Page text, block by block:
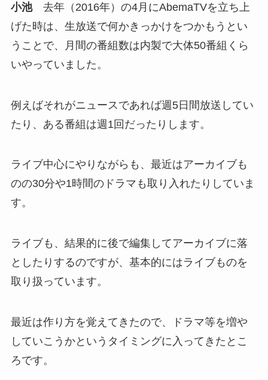
小池去年（2016年）の4月にAbemaTVを立ち上
げた時は、生放送で何かきっかけをつかもうとい
うことで、月間の番組数は内製で大体50番組くら
いやっていました。
例えばそれがニュースであれば週5日間放送してい
たり、ある番組は週1回だったりします。
ライブ中心にやりながらも、最近はアーカイブも
のの30分や1時間のドラマも取り入れたりしていま
す。
ライブも、結果的に後で編集してアーカイブに落
としたりするのですが、基本的にはライブものを
取り扱っています。
最近は作り方を覚えてきたので、ドラマ等を増や
していこうかというタイミングに入ってきたとこ
ろです。